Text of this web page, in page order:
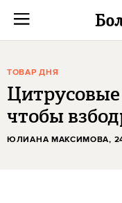
ТОВАР ДНЯ
чтобы
ЮЛИАНА МАКСИМОВА,